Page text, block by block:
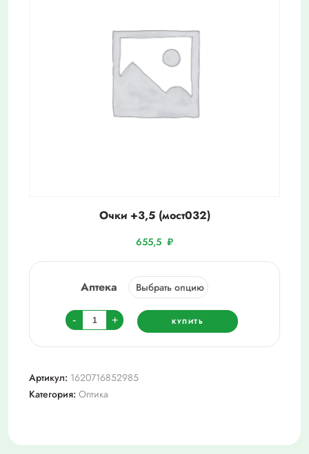
Очки +3,5 (мост032)
655,5 ₽
Аптека
-
Количество
товара
Очки
(мост032)
+ КУПИТЬ
Артикул: 1620716852985
Категория: Оптика